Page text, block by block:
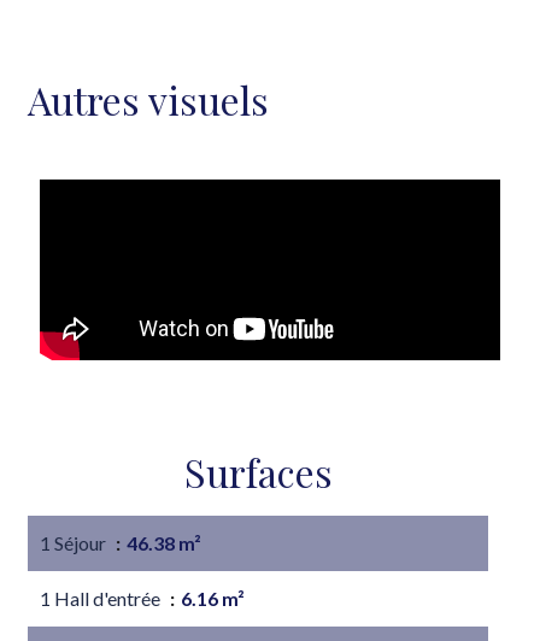
Autres visuels
Surfaces
1 Séjour 46.38 m²
1 Hall d'entrée 6.16 m²